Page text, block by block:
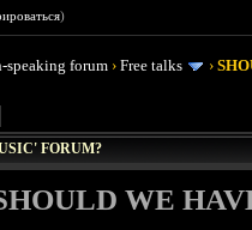
)
speaking forum ›Free talks ›
FORUM?
WE